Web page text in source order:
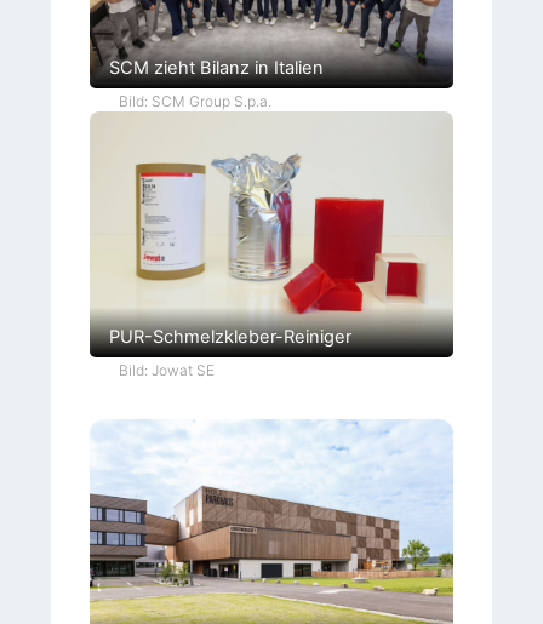
SCM zieht Bilanz in Italien
Bild: SCM Group S.p.a.
PUR-Schmelzkleber-Reiniger
Bild: Jowat SE